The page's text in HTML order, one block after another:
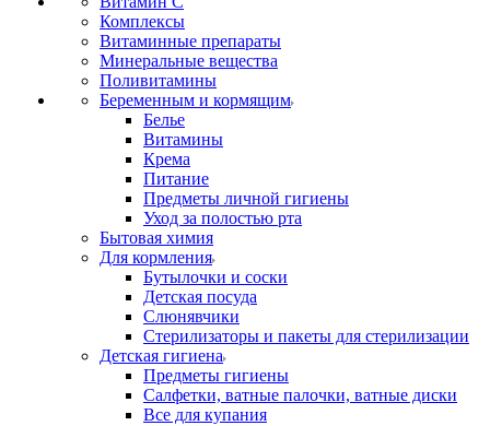
Комплексы
Витаминные препараты
Минеральные вещества
Поливитамины
Беременным и кормящим
Белье
Витамины
Крема
Питание
Предметы личной гигиены
Уход за полостью рта
Бытовая химия
Для кормления
Бутылочки и соски
Детская посуда
Слюнявчики
Стерилизаторы и пакеты для стерилизации
Детская гигиена
Предметы гигиены
Салфетки, ватные палочки, ватные диски
Все для купания